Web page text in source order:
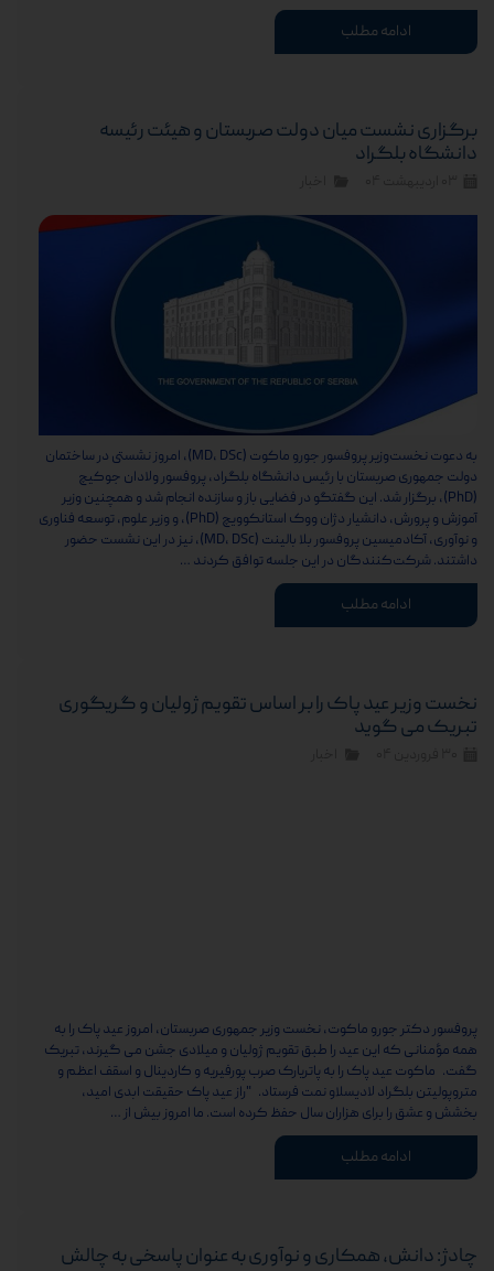
ادامه مطلب
برگزاری نشست میان دولت صربستان و هیئت رئیسه
دانشگاه بلگراد
به دعوت نخست‌وزیر پروفسور جورو ماکوت (MD، DSc)، امروز نشستی در ساختمان
دولت جمهوری صربستان با رئیس دانشگاه بلگراد، پروفسور ولادان جوکیچ
(PhD)، برگزار شد. این گفتگو در فضایی باز و سازنده انجام شد و همچنین وزیر
آموزش و پرورش، دانشیار دژان ووک استانکوویچ (PhD)، و وزیر علوم، توسعه فناوری
و نوآوری، آکادمیسین پروفسور بلا بالینت (MD، DSc)، نیز در این نشست حضور
داشتند. شرکت‌کنندگان در این جلسه توافق کردند …
ادامه مطلب
نخست وزیر عید پاک را بر اساس تقویم ژولیان و گریگوری
تبریک می گوید
پروفسور دکتر جورو ماکوت، نخست وزیر جمهوری صربستان، امروز عید پاک را به
همه مؤمنانی که این عید را طبق تقویم ژولیان و میلادی جشن می گیرند، تبریک
گفت. ماکوت عید پاک را به پاتریارک صرب پورفیریه و کاردینال و اسقف اعظم و
متروپولیتن بلگراد لادیسلاو نمت فرستاد. "راز عید پاک حقیقت ابدی امید،
بخشش و عشق را برای هزاران سال حفظ کرده است. ما امروز بیش از …
ادامه مطلب
چادژ: دانش، همکاری و نوآوری به عنوان پاسخی به چالش